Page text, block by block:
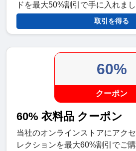
ドを最大50%割引で手に入れま
取引を得る
60%
クーポン
60% 衣料品 クーポン
当社のオンラインストアにアク
レクションを最大60%割引でご